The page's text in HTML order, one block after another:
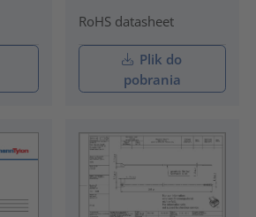
RoHS datasheet
Plik do
pobrania